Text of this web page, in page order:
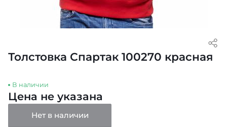
Толстовка Спартак 100270 красная
В наличии
Цена не указана
Нет в наличии